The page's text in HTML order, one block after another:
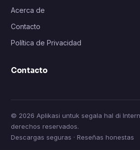
Acerca de
Contacto
Política de Privacidad
Contacto
© 2026 Aplikasi untuk segala hal di
derechos reservados.
Descargas seguras · Reseñas honestas